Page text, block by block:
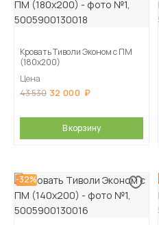
Кровать Тиволи Эконом с ПМ
(180х200)
Цена
43 530 32 000
В корзину
-32%